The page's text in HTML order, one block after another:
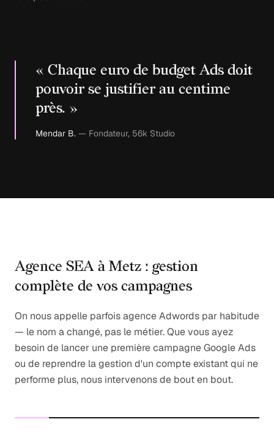
« Chaque euro de budget Ads doit
pouvoir se justifier au centime
près. »
Mendar B. — Fondateur, 56k Studio
Agence SEA à Metz : gestion
complète de vos campagnes
On nous appelle parfois agence Adwords par habitude
— le nom a changé, pas le métier. Que vous ayez
besoin de lancer une première campagne Google Ads
ou de reprendre la gestion d'un compte existant qui ne
performe plus, nous intervenons de bout en bout.